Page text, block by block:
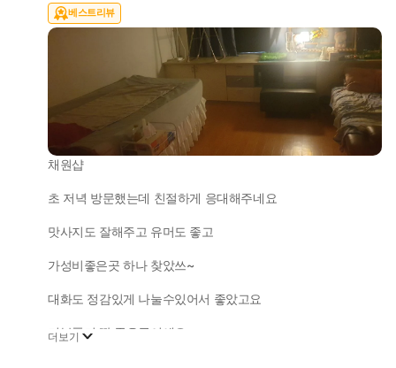
베스트리뷰
채원샵
초 저녁 방문했는데 친절하게 응대해주네요
맛사지도 잘해주고 유머도 좋고
가성비좋은곳 하나 찾았쓰~
대화도 정감있게 나눌수있어서 좋았고요
기분풀기 딱 좋은곳이에요~
더보기